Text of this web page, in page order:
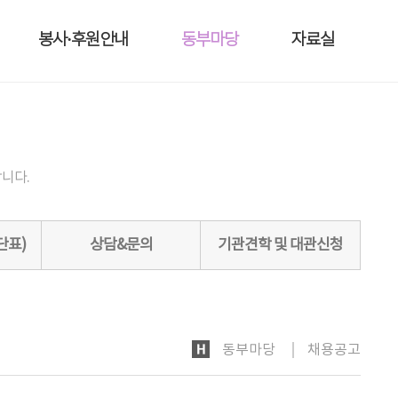
봉사·후원안내 동부마당 자료실
다.
표) 상담&문의 기관견학 및 대관신청
HOME
동부마당 채용공고